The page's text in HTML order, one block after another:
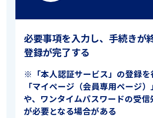
必要事項を入力し、手続きが
登録が完了する
※「本人認証サービス」の登録を
「マイページ（会員専用ページ
や、ワンタイムパスワードの受
が必要となる場合がある